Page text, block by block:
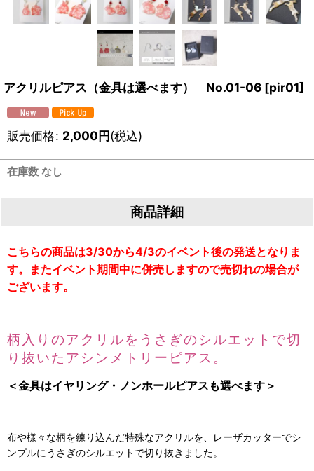
アクリルピアス（金具は選べます） No.01-06 [pir01]
販売価格: 2,000円(税込)
在庫数 なし
商品詳細
こちらの商品は3/30から4/3のイベント後の発送となりま
す。
またイベント期間中に併売しますので売切れの場合が
ございます。
柄入りのアクリルをうさぎのシルエットで切
り抜いたアシンメトリーピアス。
＜金具はイヤリング・ノンホールピアスも選べます＞
布や様々な柄を練り込んだ特殊なアクリルを、レーザカッターでシ
ンプルにうさぎのシルエットで切り抜きました。